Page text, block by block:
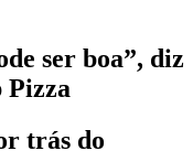
ser boa”, diz
Pizza
trás do